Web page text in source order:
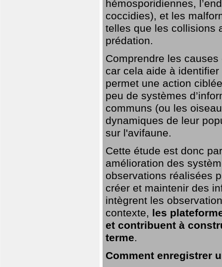
hémosporidiennes,
coccidies), et les
telles que les collisions
prédation.
Comprendre les
car cela aide à
permet une action
peu de systèmes
communs (ou les
dynamiques de leur
sur l'avifaune.
Cette étude est donc
amélioration des
observations réalisées
créer et maintenir des
intègrent les
contexte, les
et contribuent à
terme.
Comment enregistrer